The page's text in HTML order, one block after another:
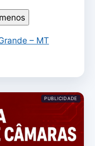
– MT
PUBLICIDADE